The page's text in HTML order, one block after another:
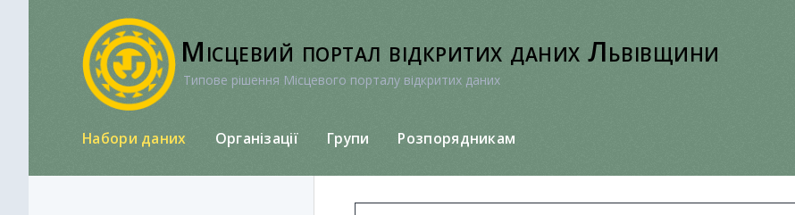
Місцевий портал відкритих даних Львівщини
Типове рішення Місцевого порталу відкритих даних
Набори даних Організації Групи Розпорядникам